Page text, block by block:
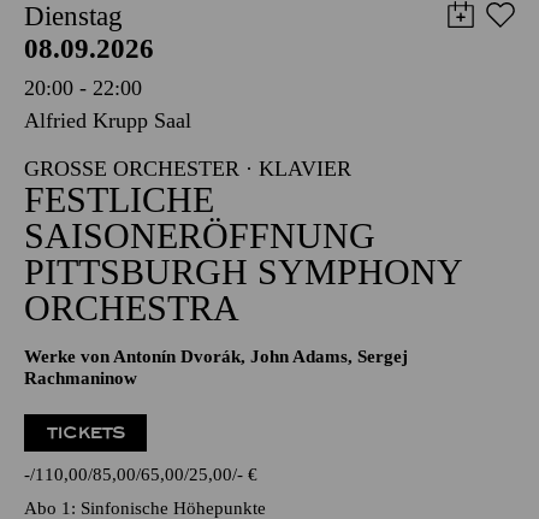
Dienstag
08.09.2026
20:00 - 22:00
Alfried Krupp Saal
GROSSE ORCHESTER · KLAVIER
FESTLICHE
SAISONERÖFFNUNG
PITTSBURGH SYMPHONY
ORCHESTRA
Werke von Antonín Dvorák, John Adams, Sergej
Rachmaninow
TICKETS
- 110,00 85,00 65,00 25,00 - €
Abo 1: Sinfonische Höhepunkte